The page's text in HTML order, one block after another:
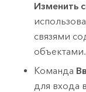
Изменить
связями
объектами.
Команда
для входа